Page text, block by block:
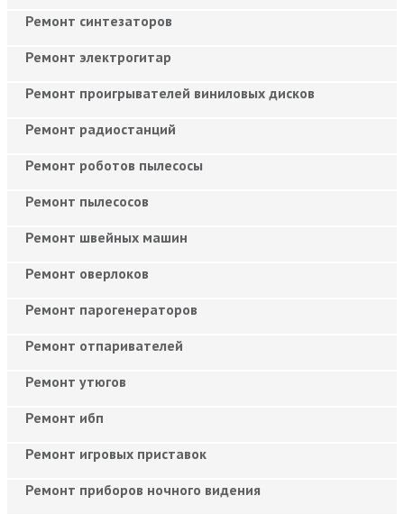
Ремонт синтезаторов
Ремонт электрогитар
Ремонт проигрывателей виниловых дисков
Ремонт радиостанций
Ремонт роботов пылесосы
Ремонт пылесосов
Ремонт швейных машин
Ремонт оверлоков
Ремонт парогенераторов
Ремонт отпаривателей
Ремонт утюгов
Ремонт ибп
Ремонт игровых приставок
Ремонт приборов ночного видения